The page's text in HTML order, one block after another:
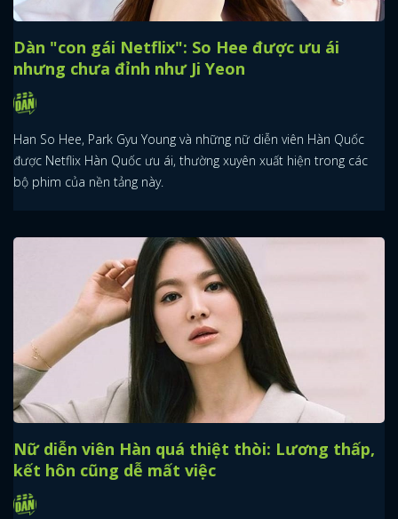
Dàn "con gái Netflix": So Hee được ưu ái
nhưng chưa đỉnh như Ji Yeon
Han So Hee, Park Gyu Young và những nữ diễn viên Hàn Quốc
được Netflix Hàn Quốc ưu ái, thường xuyên xuất hiện trong các
bộ phim của nền tảng này.
Nữ diễn viên Hàn quá thiệt thòi: Lương thấp,
kết hôn cũng dễ mất việc